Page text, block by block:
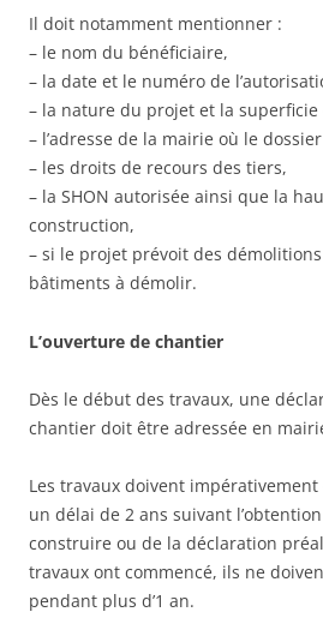
Il doit notamment mentionner :
– le nom du bénéficiaire,
– la date et le numéro de
– la nature du projet et la
– l’adresse de la mairie où le
– les droits de recours des tiers,
– la SHON autorisée ainsi que la
construction,
– si le projet prévoit des
bâtiments à démolir.
L’ouverture de chantier
Dès le début des travaux, une
chantier doit être adressée en
Les travaux doivent
un délai de 2 ans suivant
construire ou de la déclaration
travaux ont commencé, ils ne
pendant plus d’1 an.